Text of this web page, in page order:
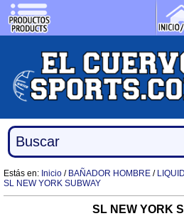
Estás en: Inicio / BAÑADOR HOMBRE /
SL NEW YORK SUBWAY
SL NEW YORK